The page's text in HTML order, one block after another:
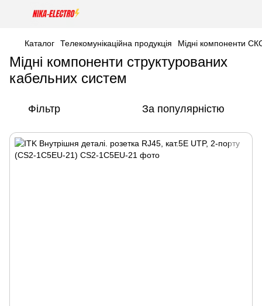
Каталог Телекомунікаційна продукція Мідні компоненти
Мідні компоненти структурованих
кабельних систем
Фільтр За популярністю